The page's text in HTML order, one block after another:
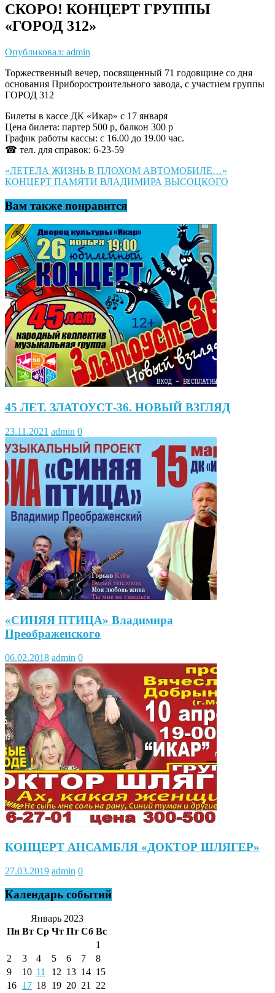
СКОРО! КОНЦЕРТ ГРУППЫ
«ГОРОД 312»
Опубликовал: admin
Торжественный вечер, посвященный 71 годовщине со дня
основания Приборостроительного завода, с участием группы
ГОРОД 312
Билеты в кассе ДК «Икар» с 17 января
Цена билета: партер 500 р, балкон 300 р
График работы кассы: с 16.00 до 19.00 час.
☎ тел. для справок: 6-23-59
Навигация
по
записям
«ЛЕТЕЛА ЖИЗНЬ В ПЛОХОМ АВТОМОБИЛЕ…»
КОНЦЕРТ ПАМЯТИ ВЛАДИМИРА ВЫСОЦКОГО
Вам также понравится
45 ЛЕТ. ЗЛАТОУСТ-36. НОВЫЙ ВЗГЛЯД
23.11.2021 admin 0
«СИНЯЯ ПТИЦА» Владимира
Преображенского
06.02.2018 admin 0
КОНЦЕРТ АНСАМБЛЯ «ДОКТОР ШЛЯГЕР»
27.03.2019 admin 0
Календарь событий
Январь 2023
Пн Вт Ср Чт Пт Сб Вс
1
2
3 4 5 6 7
8
9
10 11 12 13 14 15
16 17 18 19 20 21
22